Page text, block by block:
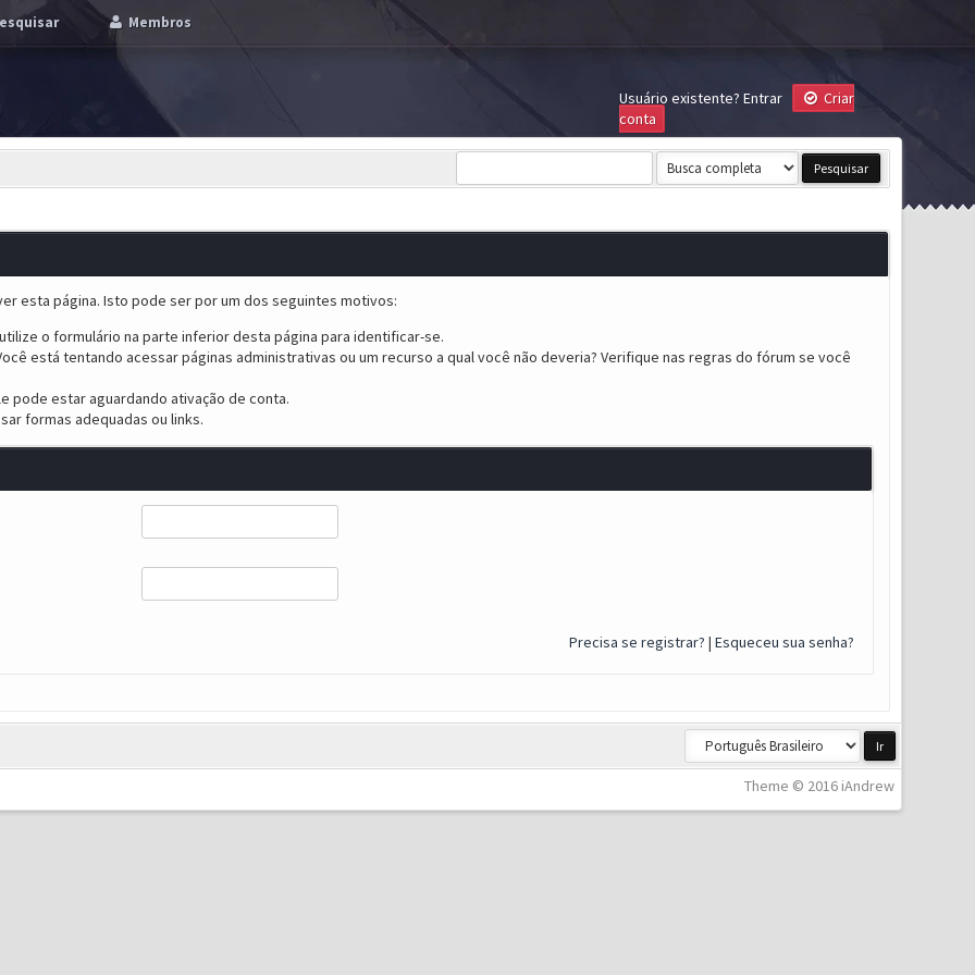
Membros
Usuário existente? Entrar
Criar
conta
esta página. Isto pode ser por um dos seguintes motivos:
o formulário na parte inferior desta página para identificar-se.
está tentando acessar páginas administrativas ou um recurso a qual você não deveria? Verifique nas regras do fórum se você
pode estar aguardando ativação de conta.
formas adequadas ou links.
Precisa se registrar? | Esqueceu sua senha?
Theme © 2016 iAndrew